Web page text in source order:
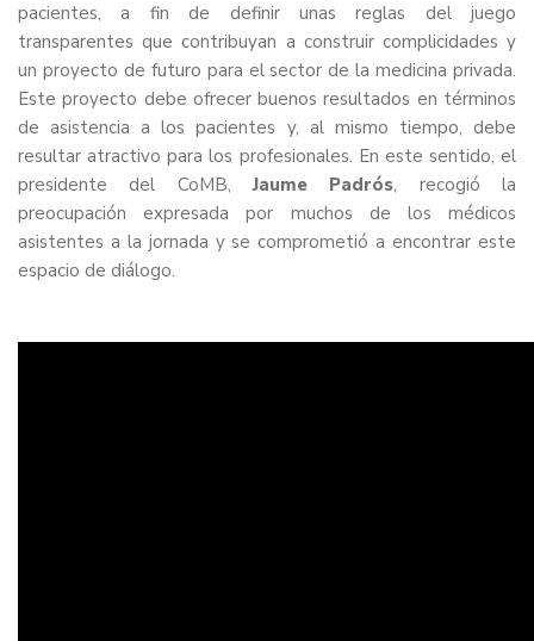
pacientes, a fin de definir unas reglas del juego
transparentes que contribuyan a construir complicidades y
un proyecto de futuro para el sector de la medicina privada.
Este proyecto debe ofrecer buenos resultados en términos
de asistencia a los pacientes y, al mismo tiempo, debe
resultar atractivo para los profesionales. En este sentido, el
presidente del CoMB,Jaume Padrós, recogió la
preocupación expresada por muchos de los médicos
asistentes a la jornada y se comprometió a encontrar este
espacio de diálogo.